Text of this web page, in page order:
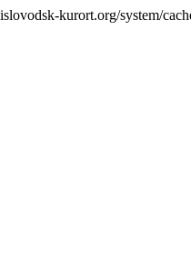
kurort.org/system/